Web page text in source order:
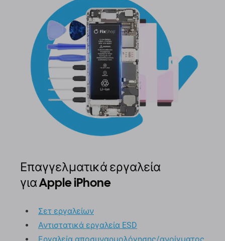
Επαγγελματικά εργαλεία
για Apple iPhone
Σετ εργαλείων
Αντιστατικά εργαλεία ESD